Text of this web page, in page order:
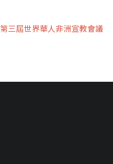
第三屆世界華人非洲宣教會議